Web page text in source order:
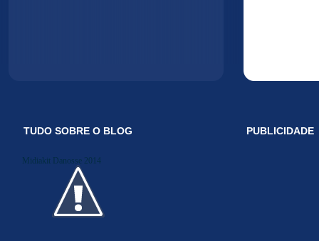
TUDO SOBRE O BLOG
Midiakit Danosse 2014
PUBLICIDADE